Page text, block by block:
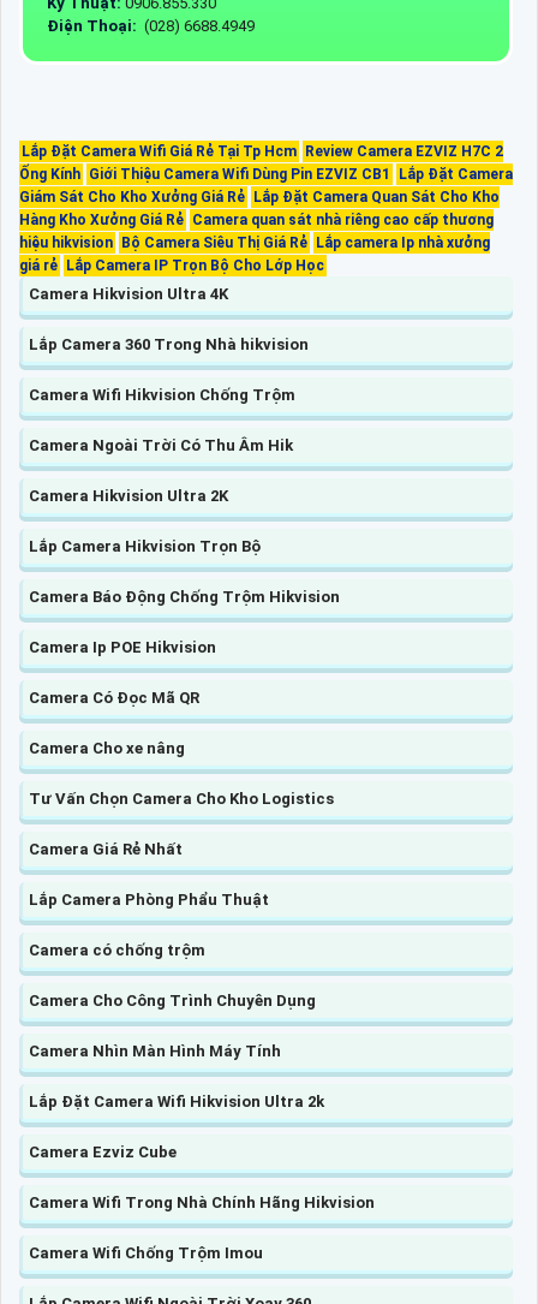
Điện Thoại: (028) 6688.4949
Lắp Đặt Camera Wifi Giá Rẻ Tại Tp Hcm
Review Camera EZVIZ H7C 2
Ống Kính Giới Thiệu Camera Wifi Dùng Pin EZVIZ CB1
Lắp Đặt Camera
Giám Sát Cho Kho Xưởng Giá Rẻ
Lắp Đặt Camera Quan Sát Cho Kho
Hàng Kho Xưởng Giá Rẻ Camera quan sát nhà riêng cao cấp thương
hiệu hikvision
Bộ Camera Siêu Thị Giá Rẻ
Lắp camera Ip nhà xưởng
giá rẻ
Lắp Camera IP Trọn Bộ Cho Lớp Học
Camera Hikvision Ultra 4K
Lắp Camera 360 Trong Nhà hikvision
Camera Wifi Hikvision Chống Trộm
Camera Ngoài Trời Có Thu Âm Hik
Camera Hikvision Ultra 2K
Lắp Camera Hikvision Trọn Bộ
Camera Báo Động Chống Trộm Hikvision
Camera Ip POE Hikvision
Camera Có Đọc Mã QR
Camera Cho xe nâng
Tư Vấn Chọn Camera Cho Kho Logistics
Camera Giá Rẻ Nhất
Lắp Camera Phòng Phẩu Thuật
Camera có chống trộm
Camera Cho Công Trình Chuyên Dụng
Camera Nhìn Màn Hình Máy Tính
Lắp Đặt Camera Wifi Hikvision Ultra 2k
Camera Ezviz Cube
Camera Wifi Trong Nhà Chính Hãng Hikvision
Camera Wifi Chống Trộm Imou